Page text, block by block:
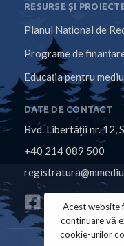
RESURSE ȘI
Planul Național de
Programe de
Educația pentru mediu
DATE DE CONTACT
Bvd. Libertăţii nr. 12,
+40 214 089 500
Acest website
continuare vă
cookie-urilor